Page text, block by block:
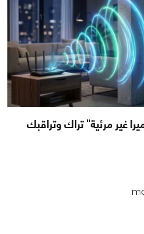
غير مرئية" تراك وتراقبك